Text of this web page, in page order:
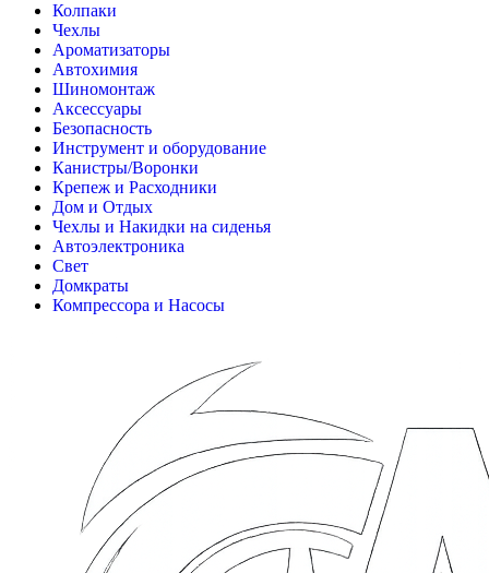
Колпаки
Чехлы
Ароматизаторы
Автохимия
Шиномонтаж
Аксессуары
Безопасность
Инструмент и оборудование
Канистры/Воронки
Крепеж и Расходники
Дом и Отдых
Чехлы и Накидки на сиденья
Автоэлектроника
Свет
Домкраты
Компрессора и Насосы